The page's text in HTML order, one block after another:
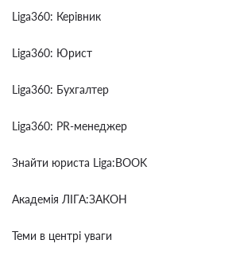
Liga360: Керівник
Liga360: Юрист
Liga360: Бухгалтер
Liga360: PR-менеджер
Знайти юриста Liga:BOOK
Академія ЛІГА:ЗАКОН
Теми в центрі уваги